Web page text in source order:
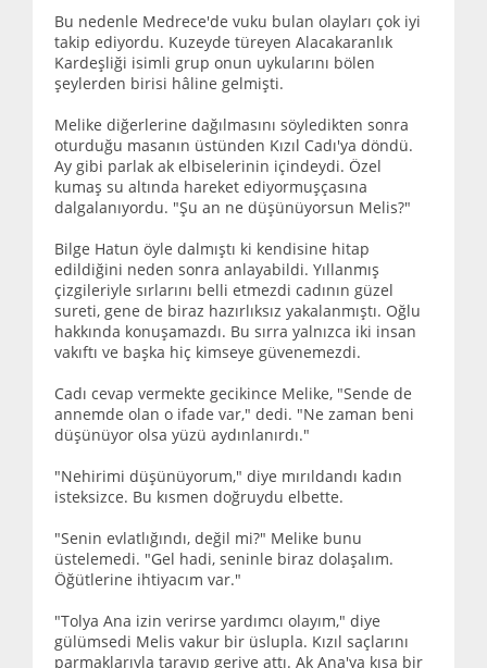
Bu nedenle Medrece'de vuku bulan olayları çok iyi
takip ediyordu. Kuzeyde türeyen Alacakaranlık
Kardeşliği isimli grup onun uykularını bölen
şeylerden birisi hâline gelmişti.
Melike diğerlerine dağılmasını söyledikten sonra
oturduğu masanın üstünden Kızıl Cadı'ya döndü.
Ay gibi parlak ak elbiselerinin içindeydi. Özel
kumaş su altında hareket ediyormuşçasına
dalgalanıyordu. "Şu an ne düşünüyorsun Melis?"
Bilge Hatun öyle dalmıştı ki kendisine hitap
edildiğini neden sonra anlayabildi. Yıllanmış
çizgileriyle sırlarını belli etmezdi cadının güzel
sureti, gene de biraz hazırlıksız yakalanmıştı. Oğlu
hakkında konuşamazdı. Bu sırra yalnızca iki insan
vakıftı ve başka hiç kimseye güvenemezdi.
Cadı cevap vermekte gecikince Melike, "Sende de
annemde olan o ifade var," dedi. "Ne zaman beni
düşünüyor olsa yüzü aydınlanırdı."
"Nehirimi düşünüyorum," diye mırıldandı kadın
isteksizce. Bu kısmen doğruydu elbette.
"Senin evlatlığındı, değil mi?" Melike bunu
üstelemedi. "Gel hadi, seninle biraz dolaşalım.
Öğütlerine ihtiyacım var."
"Tolya Ana izin verirse yardımcı olayım," diye
gülümsedi Melis vakur bir üslupla. Kızıl saçlarını
parmaklarıyla tarayıp geriye attı. Ak Ana'ya kısa bir